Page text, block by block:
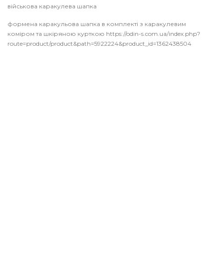
військова каракулева шапка
формена каракульова шапка в комплекті з каракулевим
коміром та шкіряною курткою https://odin-s.com.ua/index.php?
route=product/product&path=5922224&product_id=1362438504